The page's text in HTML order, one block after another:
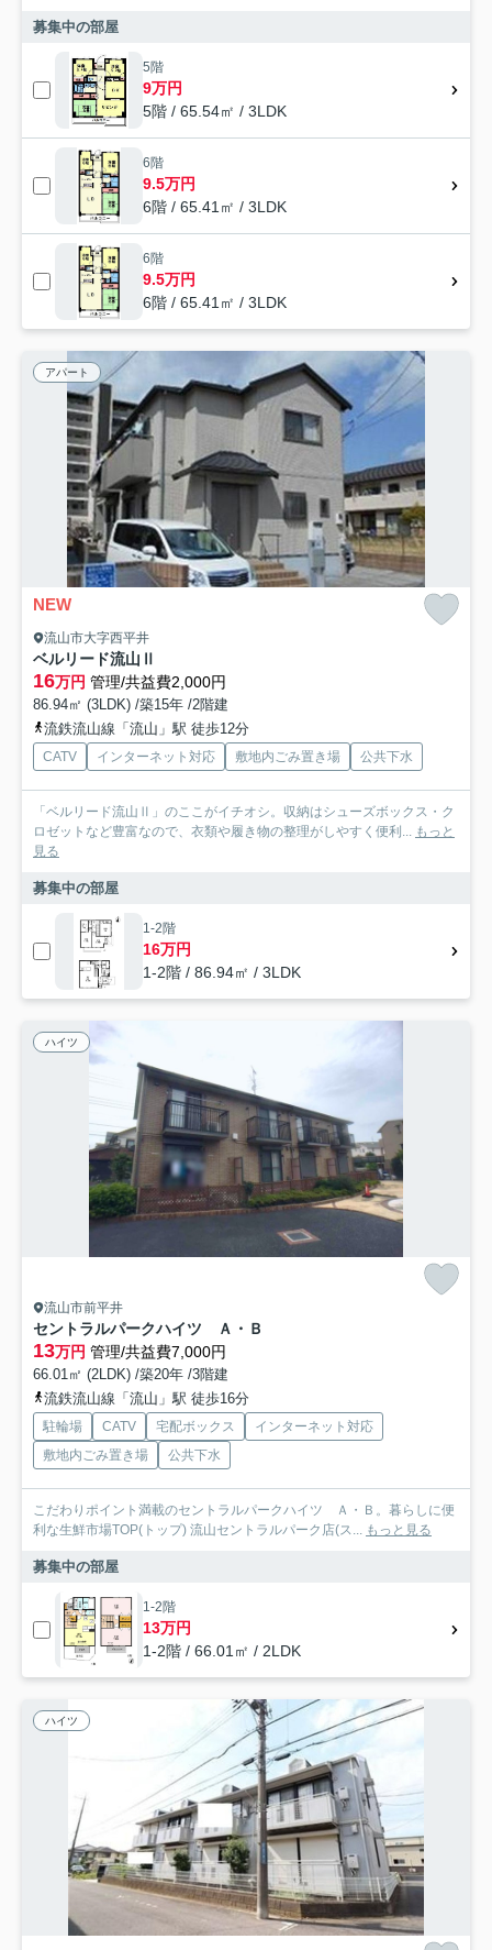
募集中の部屋
5階
9万円
5階 / 65.54㎡ / 3LDK
6階
9.5万円
6階 / 65.41㎡ / 3LDK
6階
9.5万円
6階 / 65.41㎡ / 3LDK
アパート
NEW
流山市大字西平井
ベルリード流山Ⅱ
16万円 管理/共益費2,000円
86.94㎡ (3LDK) /築15年 /2階建
流鉄流山線「流山」駅 徒歩12分
CATV インターネット対応 敷地内ごみ置き場 公共下水
「ベルリード流山Ⅱ」のここがイチオシ。収納はシューズボックス・ク
ロゼットなど豊富なので、衣類や履き物の整理がしやすく便利... もっと
見る
募集中の部屋
1-2階
16万円
1-2階 / 86.94㎡ / 3LDK
ハイツ
流山市前平井
セントラルパークハイツ Ａ・Ｂ
13万円 管理/共益費7,000円
66.01㎡ (2LDK) /築20年 /3階建
流鉄流山線「流山」駅 徒歩16分
駐輪場 CATV 宅配ボックス
インターネット対応
敷地内ごみ置き場
公共下水
こだわりポイント満載のセントラルパークハイツ Ａ・Ｂ。暮らしに便
利な生鮮市場TOP(トップ) 流山セントラルパーク店(ス... もっと見る
募集中の部屋
1-2階
13万円
1-2階 / 66.01㎡ / 2LDK
ハイツ